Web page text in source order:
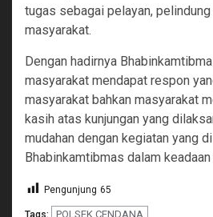
tugas sebagai pelayan,
masyarakat.
Dengan hadirnya
masyarakat mendapat respon
masyarakat bahkan masyarakat
kasih atas kunjungan yang
mudahan dengan kegiatan yang
Bhabinkamtibmas dalam
Pengunjung 65
Tags: POLSEK CENDANA